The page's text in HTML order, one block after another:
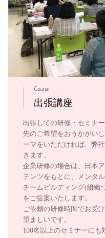
Course
出張講座
出張しての研修・セミナ
先のご希望をおうかがい
ーマをいただければ、弊
きます。
企業研修の場合は、日本
テンツをもとに、メンタ
チームビルディング(組織
をご提案いたします。
ご依頼の研修時間でお受
望ましいです。
100名以上のセミナーにも